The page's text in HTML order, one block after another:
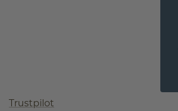
Trustpilot